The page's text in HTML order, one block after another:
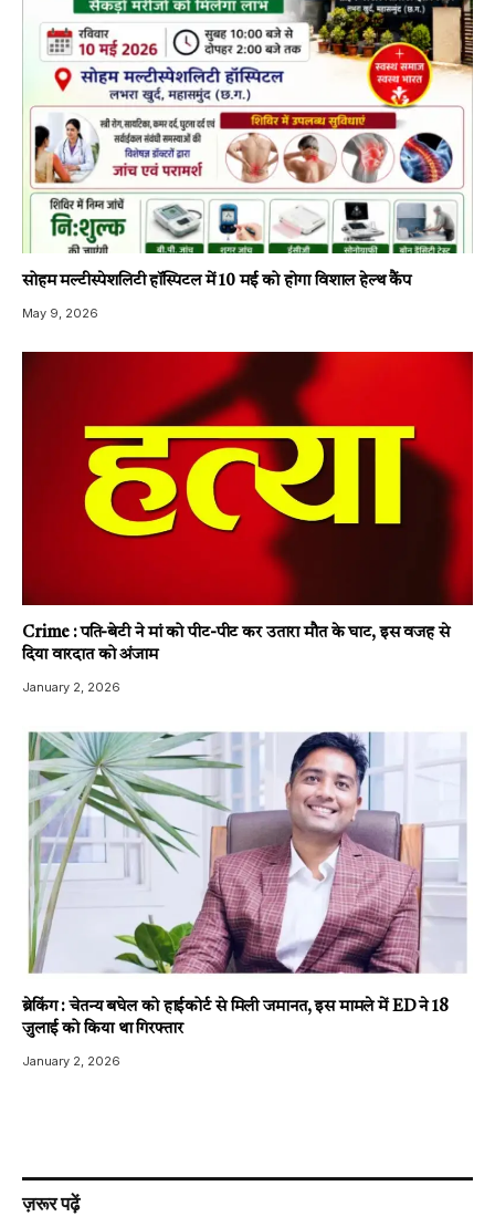
सोहम मल्टीस्पेशलिटी हॉस्पिटल में 10 मई को होगा विशाल हेल्थ कैंप
May 9, 2026
Crime : पति-बेटी ने मां को पीट-पीट कर उतारा मौत के घाट, इस वजह से
दिया वारदात को अंजाम
January 2, 2026
ब्रेकिंग : चेतन्य बघेल को हाईकोर्ट से मिली जमानत, इस मामले में ED ने 18
जुलाई को किया था गिरफ्तार
January 2, 2026
ज़रूर पढ़ें